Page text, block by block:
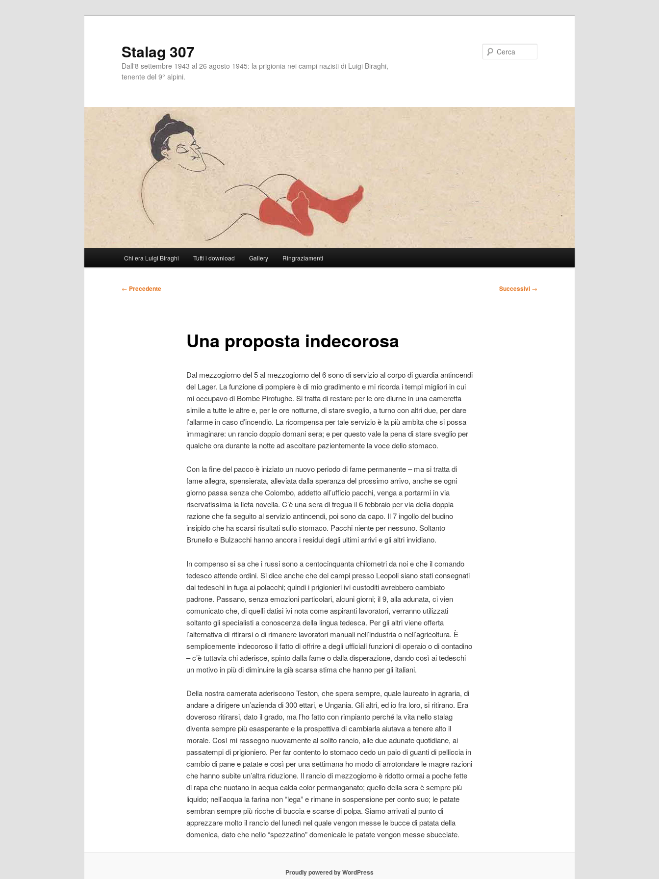
Stalag 307
Dall'8 settembre 1943 al 26 agosto 1945: la prigionia nei campi nazisti di Luigi Biraghi,
tenente del 9° alpini.
principale
Vai
al
Chi era Luigi Biraghi Tutti i download Gallery Ringraziamenti
Navigazione
← Precedente Successivi →
Una proposta indecorosa
Dal mezzogiorno del 5 al mezzogiorno del 6 sono di servizio al corpo di guardia antincendi
del Lager. La funzione di pompiere è di mio gradimento e mi ricorda i tempi migliori in cui
mi occupavo di Bombe Pirofughe. Si tratta di restare per le ore diurne in una cameretta
simile a tutte le altre e, per le ore notturne, di stare sveglio, a turno con altri due, per dare
l’allarme in caso d’incendio. La ricompensa per tale servizio è la più ambita che si possa
immaginare: un rancio doppio domani sera; e per questo vale la pena di stare sveglio per
qualche ora durante la notte ad ascoltare pazientemente la voce dello stomaco.
Con la fine del pacco è iniziato un nuovo periodo di fame permanente – ma si tratta di
fame allegra, spensierata, alleviata dalla speranza del prossimo arrivo, anche se ogni
giorno passa senza che Colombo, addetto all’ufficio pacchi, venga a portarmi in via
riservatissima la lieta novella. C’è una sera di tregua il 6 febbraio per via della doppia
razione che fa seguito al servizio antincendi, poi sono da capo. Il 7 ingollo del budino
insipido che ha scarsi risultati sullo stomaco. Pacchi niente per nessuno. Soltanto
Brunello e Bulzacchi hanno ancora i residui degli ultimi arrivi e gli altri invidiano.
In compenso si sa che i russi sono a centocinquanta chilometri da noi e che il comando
tedesco attende ordini. Si dice anche che dei campi presso Leopoli siano stati consegnati
dai tedeschi in fuga ai polacchi; quindi i prigionieri ivi custoditi avrebbero cambiato
padrone. Passano, senza emozioni particolari, alcuni giorni; il 9, alla adunata, ci vien
comunicato che, di quelli datisi ivi nota come aspiranti lavoratori, verranno utilizzati
soltanto gli specialisti a conoscenza della lingua tedesca. Per gli altri viene offerta
l’alternativa di ritirarsi o di rimanere lavoratori manuali nell’industria o nell’agricoltura. È
semplicemente indecoroso il fatto di offrire a degli ufficiali funzioni di operaio o di contadino
– c’è tuttavia chi aderisce, spinto dalla fame o dalla disperazione, dando così ai tedeschi
un motivo in più di diminuire la già scarsa stima che hanno per gli italiani.
Della nostra camerata aderiscono Teston, che spera sempre, quale laureato in agraria, di
andare a dirigere un’azienda di 300 ettari, e Ungania. Gli altri, ed io fra loro, si ritirano. Era
doveroso ritirarsi, dato il grado, ma l’ho fatto con rimpianto perché la vita nello stalag
diventa sempre più esasperante e la prospettiva di cambiarla aiutava a tenere alto il
morale. Così mi rassegno nuovamente al solito rancio, alle due adunate quotidiane, ai
passatempi di prigioniero. Per far contento lo stomaco cedo un paio di guanti di pelliccia in
cambio di pane e patate e così per una settimana ho modo di arrotondare le magre razioni
che hanno subite un’altra riduzione. Il rancio di mezzogiorno è ridotto ormai a poche fette
di rapa che nuotano in acqua calda color permanganato; quello della sera è sempre più
liquido; nell’acqua la farina non “lega” e rimane in sospensione per conto suo; le patate
sembran sempre più ricche di buccia e scarse di polpa. Siamo arrivati al punto di
apprezzare molto il rancio del lunedì nel quale vengon messe le bucce di patata della
domenica, dato che nello “spezzatino” domenicale le patate vengon messe sbucciate.
Proudly powered by WordPress